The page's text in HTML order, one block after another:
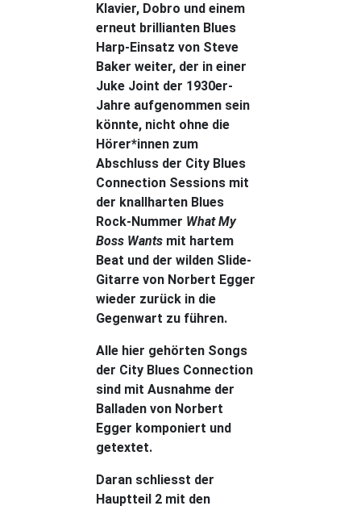
Klavier, Dobro und einem
erneut brillianten Blues
Harp-Einsatz von Steve
Baker weiter, der in einer
Juke Joint der 1930er-
Jahre aufgenommen sein
könnte, nicht ohne die
Hörer*innen zum
Abschluss der City Blues
Connection Sessions mit
der knallharten Blues
Rock-Nummer What My
Boss Wants mit hartem
Beat und der wilden Slide-
Gitarre von Norbert Egger
wieder zurück in die
Gegenwart zu führen.
Alle hier gehörten Songs
der City Blues Connection
sind mit Ausnahme der
Balladen von Norbert
Egger komponiert und
getextet.
Daran schliesst der
Hauptteil 2 mit den